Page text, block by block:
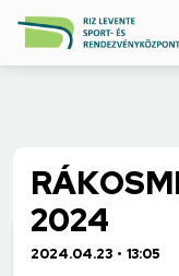
2024
2024.04.23 13:05